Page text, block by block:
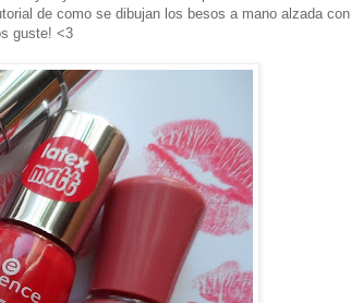
de como se dibujan los besos a mano alzada con
guste! <3